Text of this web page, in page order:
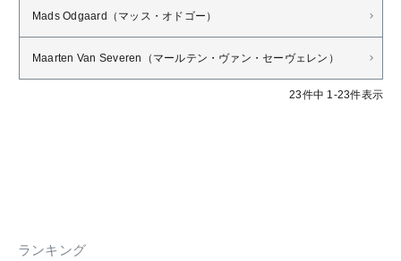
Mads Odgaard（マッス・オドゴー）
Maarten Van Severen（マールテン・ヴァン・セーヴェレン）
23件中 1 -23件表示
ランキング